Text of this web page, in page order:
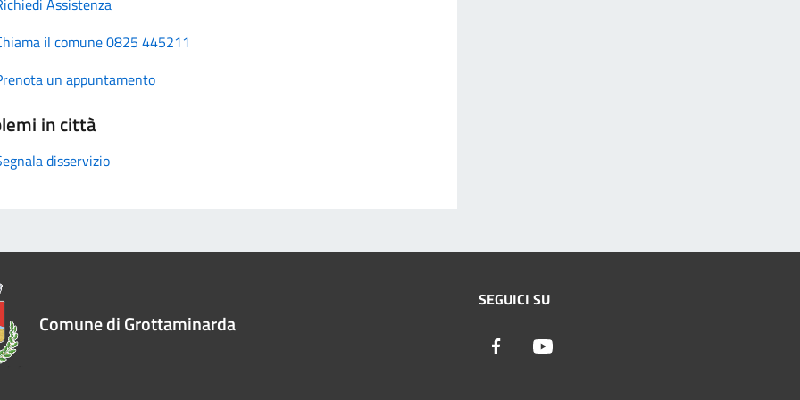
il comune 0825 445211
un appuntamento
in città
disservizio
Comune di Grottaminarda
SEGUICI SU
Facebook